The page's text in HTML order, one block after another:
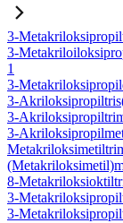
3-
3-
1
3-
3-
3-
3-
8-
3-
3-